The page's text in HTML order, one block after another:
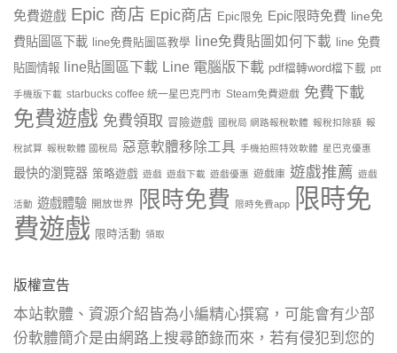
免費遊戲 Epic 商店 Epic商店 Epic限免 Epic限時免費 line免
費貼圖區下載
line免費貼圖區教學 line免費貼圖如何下載
line 免費
貼圖情報
line貼圖區下載 Line 電腦版下載 pdf檔轉word檔下載 ptt
手機版下載 starbucks coffee 統一星巴克門市 Steam免費遊戲 免費下載
免費遊戲 免費領取 冒險遊戲 國稅局 網路報稅軟體 報稅扣除額 報
稅試算 報稅軟體 國稅局 惡意軟體移除工具 手機拍照特效軟體 星巴克優惠
最快的瀏覽器 策略遊戲 遊戲 遊戲下載 遊戲優惠 遊戲庫 遊戲推薦 遊戲
活動 遊戲體驗 開放世界 限時免費 限時免費app
限時免
費遊戲 限時活動 領取
版權宣告
本站軟體、資源介紹皆為小編精心撰寫，可能會有少部
份軟體簡介是由網路上搜尋節錄而來，若有侵犯到您的